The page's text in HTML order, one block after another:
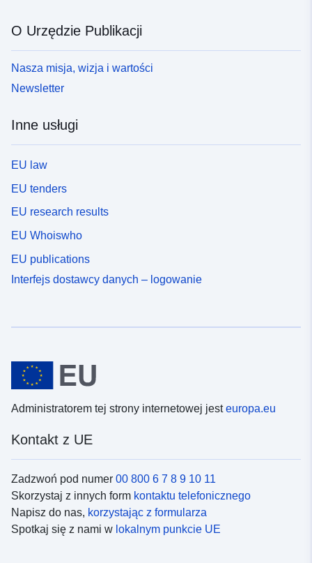
O Urzędzie Publikacji
Nasza misja, wizja i wartości
Newsletter
Inne usługi
EU law
EU tenders
EU research results
EU Whoiswho
EU publications
Interfejs dostawcy danych – logowanie
Administratorem tej strony internetowej jesteuropa.eu
Kontakt z UE
Zadzwoń pod numer 00 800 6 7 8 9 10 11
Skorzystaj z innych form kontaktu telefonicznego
Napisz do nas, korzystając z formularza
Spotkaj się z nami w lokalnym punkcie UE